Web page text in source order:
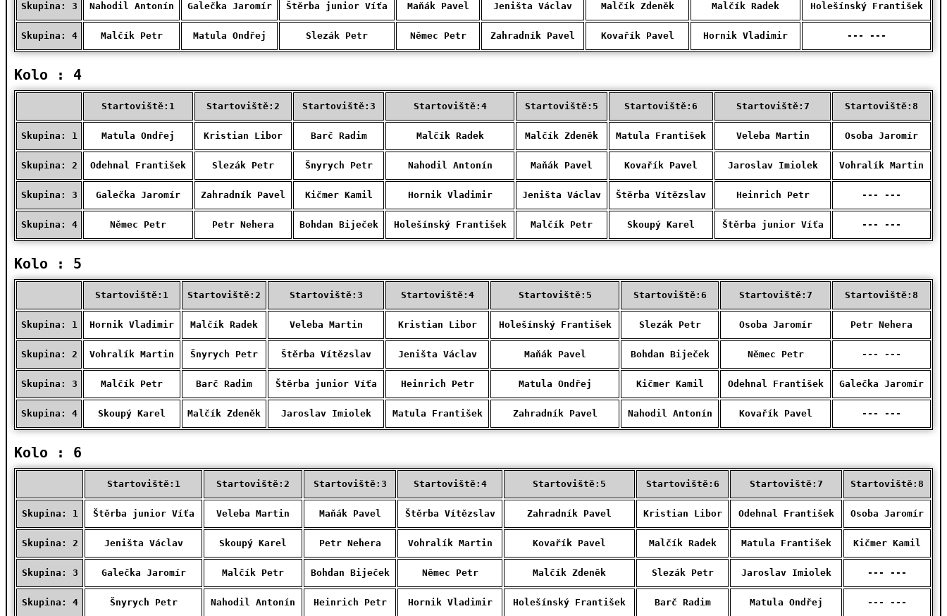
Skupina: 3 Nahodil Antonín Galečka Jaromír Štěrba junior Víťa Maňák Pavel Jeništa Václav Malčík Zdeněk Malčík Radek Holešínský František
Skupina: 4 Malčík Petr Matula Ondřej Slezák Petr Němec Petr Zahradník Pavel Kovařík Pavel Hornik Vladimir --- ---
Kolo : 4
Startoviště:1 Startoviště:2 Startoviště:3 Startoviště:4 Startoviště:5 Startoviště:6 Startoviště:7 Startoviště:8
Skupina: 1 Matula Ondřej Kristian Libor Barč Radim Malčík Radek Malčík Zdeněk Matula František Veleba Martin Osoba Jaromír
Skupina: 2 Odehnal František Slezák Petr Šnyrych Petr Nahodil Antonín Maňák Pavel Kovařík Pavel Jaroslav Imiolek Vohralík Martin
Skupina: 3 Galečka Jaromír Zahradník Pavel Kičmer Kamil Hornik Vladimir Jeništa Václav Štěrba Vítězslav Heinrich Petr --- ---
Skupina: 4 Němec Petr Petr Nehera Bohdan Biječek Holešínský František Malčík Petr Skoupý Karel Štěrba junior Víťa --- ---
Kolo : 5
Startoviště:1 Startoviště:2 Startoviště:3 Startoviště:4 Startoviště:5 Startoviště:6 Startoviště:7 Startoviště:8
Skupina: 1 Hornik Vladimir Malčík Radek Veleba Martin Kristian Libor Holešínský František Slezák Petr Osoba Jaromír Petr Nehera
Skupina: 2 Vohralík Martin Šnyrych Petr Štěrba Vítězslav Jeništa Václav Maňák Pavel Bohdan Biječek Němec Petr --- ---
Skupina: 3 Malčík Petr Barč Radim Štěrba junior Víťa Heinrich Petr Matula Ondřej Kičmer Kamil Odehnal František Galečka Jaromír
Skupina: 4 Skoupý Karel Malčík Zdeněk Jaroslav Imiolek Matula František Zahradník Pavel Nahodil Antonín Kovařík Pavel --- ---
Kolo : 6
Startoviště:1 Startoviště:2 Startoviště:3 Startoviště:4 Startoviště:5 Startoviště:6 Startoviště:7 Startoviště:8
Skupina: 1 Štěrba junior Víťa Veleba Martin Maňák Pavel Štěrba Vítězslav Zahradník Pavel Kristian Libor Odehnal František Osoba Jaromír
Skupina: 2 Jeništa Václav Skoupý Karel Petr Nehera Vohralík Martin Kovařík Pavel Malčík Radek Matula František Kičmer Kamil
Skupina: 3 Galečka Jaromír Malčík Petr Bohdan Biječek Němec Petr Malčík Zdeněk Slezák Petr Jaroslav Imiolek --- ---
Skupina: 4 Šnyrych Petr Nahodil Antonín Heinrich Petr Hornik Vladimir Holešínský František Barč Radim Matula Ondřej --- ---